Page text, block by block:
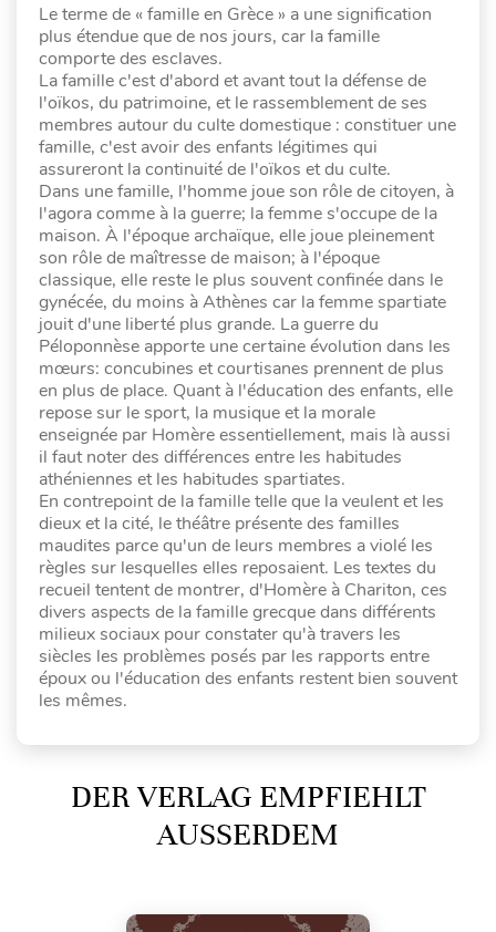
Le terme de « famille en Grèce » a une signification
plus étendue que de nos jours, car la famille
comporte des esclaves.
La famille c'est d'abord et avant tout la défense de
l'oïkos, du patrimoine, et le rassemblement de ses
membres autour du culte domestique : constituer une
famille, c'est avoir des enfants légitimes qui
assureront la continuité de l'oïkos et du culte.
Dans une famille, l'homme joue son rôle de citoyen, à
l'agora comme à la guerre; la femme s'occupe de la
maison. À l'époque archaïque, elle joue pleinement
son rôle de maîtresse de maison; à l'époque
classique, elle reste le plus souvent confinée dans le
gynécée, du moins à Athènes car la femme spartiate
jouit d'une liberté plus grande. La guerre du
Péloponnèse apporte une certaine évolution dans les
mœurs: concubines et courtisanes prennent de plus
en plus de place. Quant à l'éducation des enfants, elle
repose sur le sport, la musique et la morale
enseignée par Homère essentiellement, mais là aussi
il faut noter des différences entre les habitudes
athéniennes et les habitudes spartiates.
En contrepoint de la famille telle que la veulent et les
dieux et la cité, le théâtre présente des familles
maudites parce qu'un de leurs membres a violé les
règles sur lesquelles elles reposaient. Les textes du
recueil tentent de montrer, d'Homère à Chariton, ces
divers aspects de la famille grecque dans différents
milieux sociaux pour constater qu'à travers les
siècles les problèmes posés par les rapports entre
époux ou l'éducation des enfants restent bien souvent
les mêmes.
DER VERLAG EMPFIEHLT
AUSSERDEM